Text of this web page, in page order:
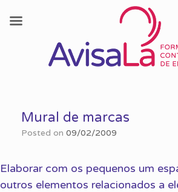
contentMural de marcas
Posted on 09/02/2009
Elaborar com os pequenos um
outros elementos relacionados a